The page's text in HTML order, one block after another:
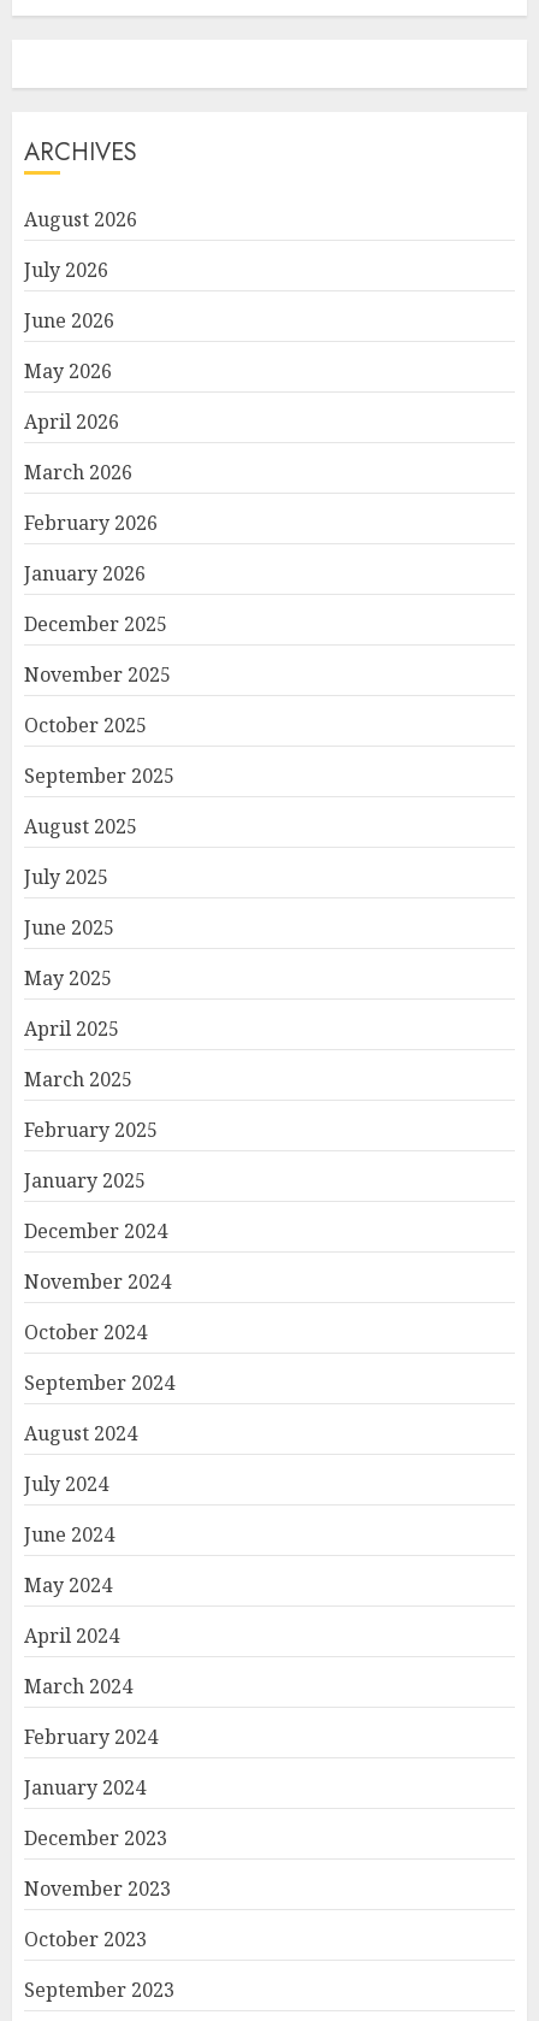
ARCHIVES
August 2026
July 2026
June 2026
May 2026
April 2026
March 2026
February 2026
January 2026
December 2025
November 2025
October 2025
September 2025
August 2025
July 2025
June 2025
May 2025
April 2025
March 2025
February 2025
January 2025
December 2024
November 2024
October 2024
September 2024
August 2024
July 2024
June 2024
May 2024
April 2024
March 2024
February 2024
January 2024
December 2023
November 2023
October 2023
September 2023